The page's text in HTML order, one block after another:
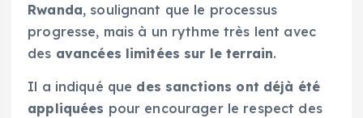
Rwanda, soulignant que le processus
progresse, mais à un rythme très lent avec
des avancées limitées sur le terrain.
Il a indiqué que des sanctions ont déjà été
appliquées pour encourager le respect des